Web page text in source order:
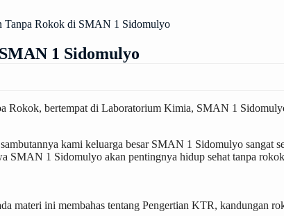
Tanpa Rokok di SMAN 1 Sidomulyo
1 Sidomulyo
Rokok, bertempat di Laboratorium Kimia, SMAN 1
kami keluarga besar SMAN 1 Sidomulyo sangat
SMAN 1 Sidomulyo akan pentingnya hidup sehat tanpa
ini membahas tentang Pengertian KTR, kandungan